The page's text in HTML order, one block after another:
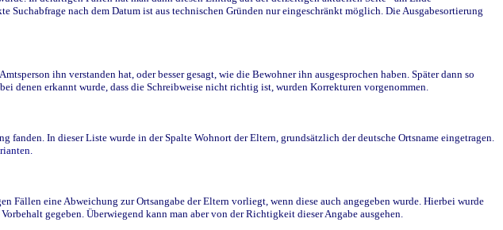
nach dem Datum ist aus technischen Gründen nur eingeschränkt möglich. Die Ausgabesortierung
ihn verstanden hat, oder besser gesagt, wie die Bewohner ihn ausgesprochen haben. Später dann so
denen erkannt wurde, dass die Schreibweise nicht richtig ist, wurden Korrekturen vorgenommen.
In dieser Liste wurde in der Spalte Wohnort der Eltern, grundsätzlich der deutsche Ortsname eingetragen.
Fällen eine Abweichung zur Ortsangabe der Eltern vorliegt, wenn diese auch angegeben wurde. Hierbei wurde
gegeben. Überwiegend kann man aber von der Richtigkeit dieser Angabe ausgehen.